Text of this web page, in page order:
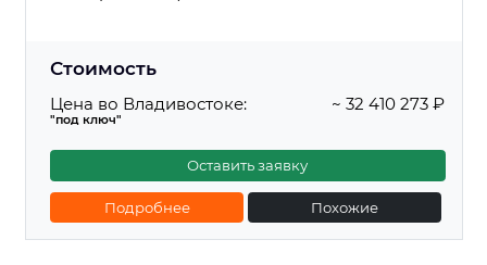
Стоимость
Цена во Владивостоке:
"под ключ"
~ 32 410 273 ₽
Оставить заявку
Подробнее Похожие